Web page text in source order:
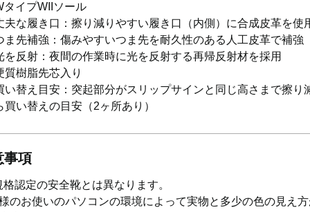
タイプWIIソール
夫な履き口：擦り減りやすい履き口（内側）に合成皮革を使
ま先補強：傷みやすいつま先を耐久性のある人工皮革で補強
を反射：夜間の作業時に光を反射する再帰反射材を採用
質樹脂先芯入り
い替え目安：突起部分がスリップサインと同じ高さまで擦り
買い替えの目安（2ヶ所あり）
事項
格認定の安全靴とは異なります。
のお使いのパソコンの環境によって実物と多少の色の見え